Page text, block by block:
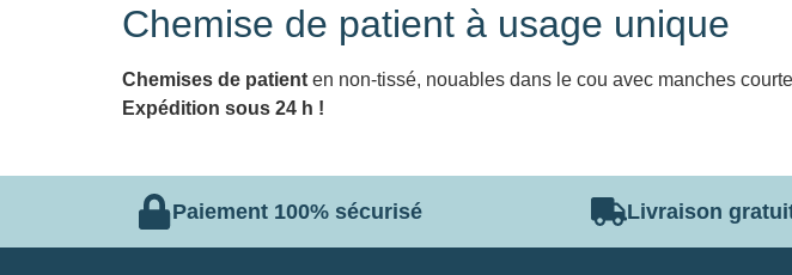
Chemise de patient à usage unique
Chemises de patient en non-tissé, nouables dans le cou avec manches
Expédition sous 24 h !
Paiement 100% sécurisé Livraison